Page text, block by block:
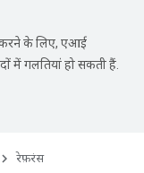
करने के लिए, एआई
में गलतियां हो सकती हैं.
रेफ़रंस